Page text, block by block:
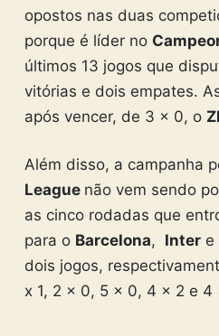
opostos nas duas
porque é líder no
últimos 13 jogos que
vitórias e dois empates.
após vencer, de 3 x 0, o
Além disso, a campanha
League não vem sendo
as cinco rodadas que
para o Barcelona, Intere
dois jogos,
x 1, 2 x 0, 5 x 0, 4 x 2 e 4